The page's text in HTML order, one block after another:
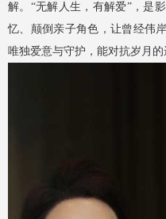
解。“无解人生，有解爱”，是
忆、颠倒亲子角色，让曾经伟
唯独爱意与守护，能对抗岁月的